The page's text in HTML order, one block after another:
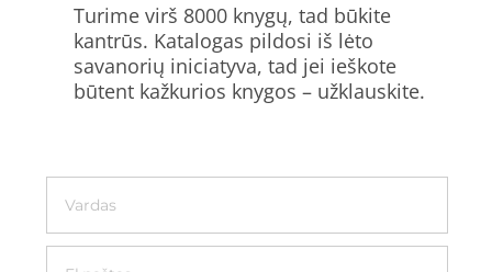
Turime virš 8000 knygų, tad būkite
kantrūs. Katalogas pildosi iš lėto
savanorių iniciatyva, tad jei ieškote
būtent kažkurios knygos – užklauskite.